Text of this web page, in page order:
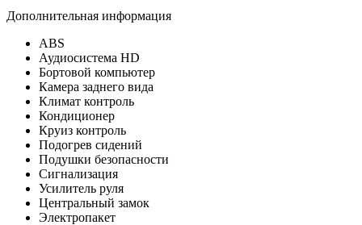
Дополнительная информация
ABS
Аудиосистема HD
Бортовой компьютер
Камера заднего вида
Климат контроль
Кондиционер
Круиз контроль
Подогрев сидений
Подушки безопасности
Сигнализация
Усилитель руля
Центральный замок
Электропакет